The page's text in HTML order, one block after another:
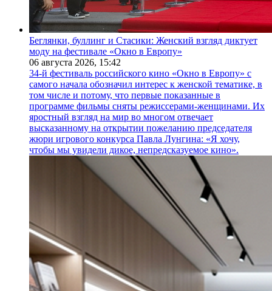
Беглянки, буллинг и Стасики: Женский взгляд диктует
моду на фестивале «Окно в Европу»
06 августа 2026, 15:42
34-й фестиваль российского кино «Окно в Европу» с
самого начала обозначил интерес к женской тематике, в
том числе и потому, что первые показанные в
программе фильмы сняты режиссерами-женщинами. Их
яростный взгляд на мир во многом отвечает
высказанному на открытии пожеланию председателя
жюри игрового конкурса Павла Лунгина: «Я хочу,
чтобы мы увидели дикое, непредсказуемое кино».